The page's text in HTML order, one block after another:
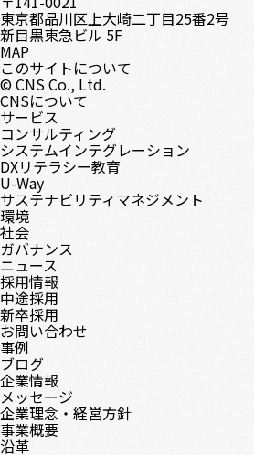
東京都品川区上大崎二丁目25番2号
新目黒東急ビル 5F
MAP
このサイトについて
© CNS Co., Ltd.
CNSについて
サービス
コンサルティング
システムインテグレーション
DXリテラシー教育
U-Way
サステナビリティマネジメント
環境
社会
ガバナンス
ニュース
採用情報
中途採用
新卒採用
お問い合わせ
事例
ブログ
企業情報
メッセージ
企業理念・経営方針
事業概要
沿革